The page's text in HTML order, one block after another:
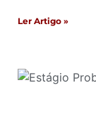
Ler Artigo »